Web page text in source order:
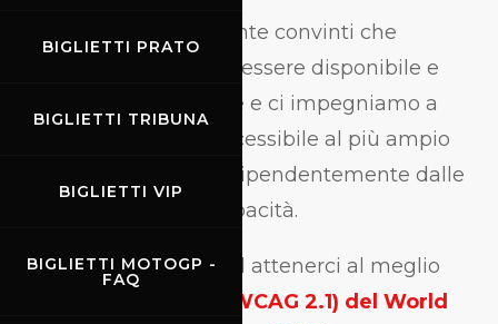
BIGLIETTI PRATO
BIGLIETTI TRIBUNA
BIGLIETTI VIP
BIGLIETTI MOTOGP -
FAQ
S
iamo fermamente convinti che
Internet debba essere disponibile e
accessibile a chiunque e ci impegniamo a
fornire un sito web accessibile al più ampio
pubblico possibile, indipendentemente dalle
circostanze e dalle capacità.
A tal fine, puntiamo ad attenerci al meglio
Linee Guida 2.1 (WCAG 2.1) del World